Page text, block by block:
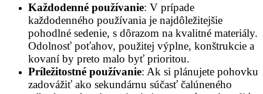
Každodenné používanie: V prípade
každodenného používania je najdôležitejšie
pohodlné sedenie, s dôrazom na kvalitné materiály.
Odolnosť poťahov, použitej výplne, konštrukcie a
kovaní by preto malo byť prioritou.
Príležitostné používanie: Ak si plánujete pohovku
zadovážiť ako sekundárnu súčasť čalúneného